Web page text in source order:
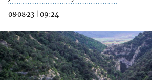
08·08·23
09:24